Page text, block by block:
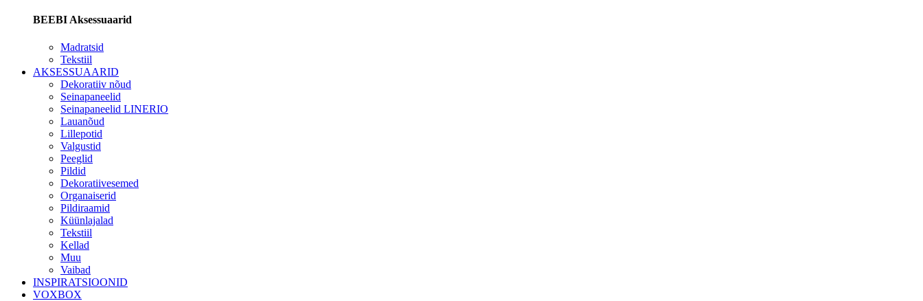
BEEBI Aksessuaarid
Madratsid
Tekstiil
AKSESSUAARID
Dekoratiiv nõud
Seinapaneelid
Seinapaneelid LINERIO
Lauanõud
Lillepotid
Valgustid
Peeglid
Pildid
Dekoratiivesemed
Organaiserid
Pildiraamid
Küünlajalad
Tekstiil
Kellad
Muu
Vaibad
INSPIRATSIOONID
VOXBOX